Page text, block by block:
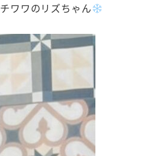
チワワのリズちゃん